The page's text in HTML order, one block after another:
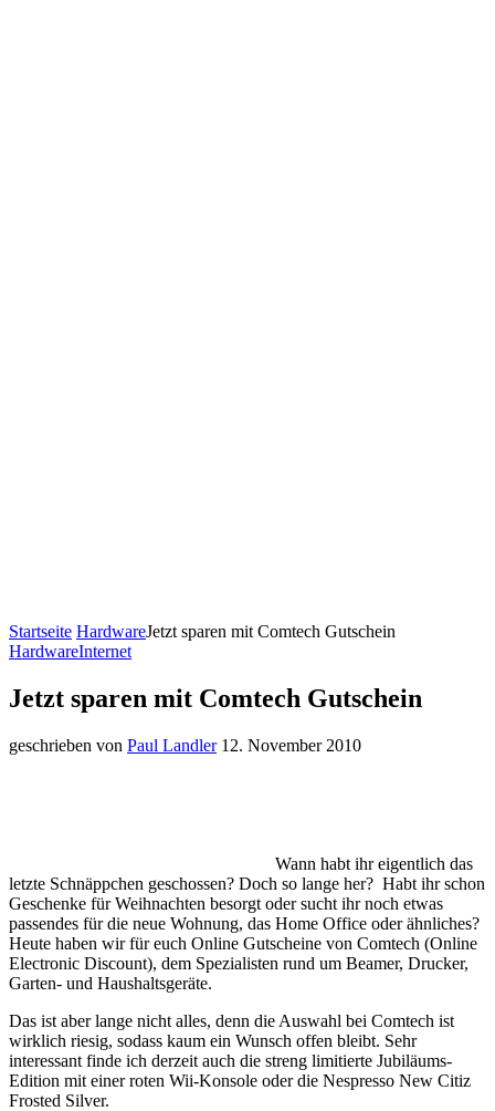
Startseite HardwareJetzt sparen mit Comtech Gutschein
HardwareInternet
Jetzt sparen mit Comtech Gutschein
geschrieben von Paul Landler 12. November 2010
Wann habt ihr eigentlich das
letzte Schnäppchen geschossen? Doch so lange her? Habt ihr schon
Geschenke für Weihnachten besorgt oder sucht ihr noch etwas
passendes für die neue Wohnung, das Home Office oder ähnliches?
Heute haben wir für euch Online Gutscheine von Comtech (Online
Electronic Discount), dem Spezialisten rund um Beamer, Drucker,
Garten- und Haushaltsgeräte.
Das ist aber lange nicht alles, denn die Auswahl bei Comtech ist
wirklich riesig, sodass kaum ein Wunsch offen bleibt. Sehr
interessant finde ich derzeit auch die streng limitierte Jubiläums-
Edition mit einer roten Wii-Konsole oder die Nespresso New Citiz
Frosted Silver.